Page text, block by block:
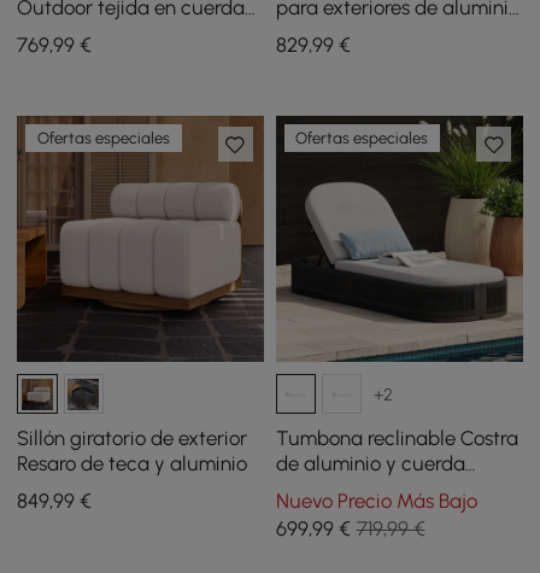
Outdoor tejida en cuerda
con respaldo ajustable y
ruedas
769,99 €
para exteriores de aluminio
y cuerda trenzada en gris y
blanco
829,99€
Ofertas especiales
Sillón giratorio de exterior
Resaro de teca y aluminio
849,99 €
Ofertas especiales
+2
Tumbona reclinable Costra
de aluminio y cuerda
trenzada en color negro
Nuevo Precio Más Bajo
699,99€ 719,99 €